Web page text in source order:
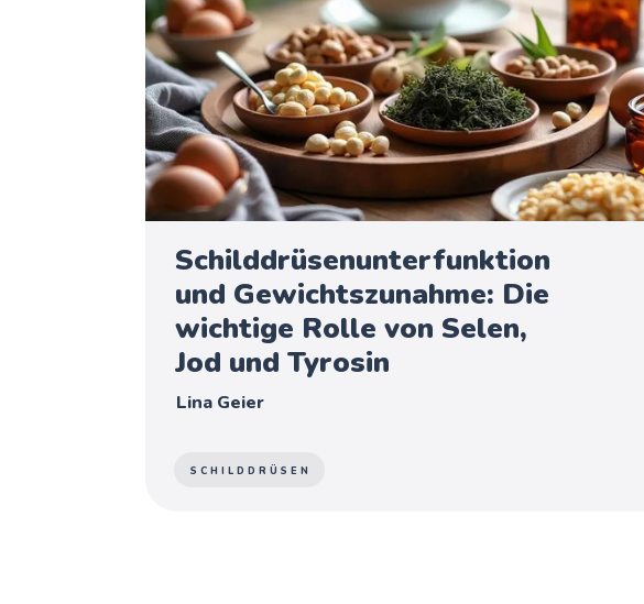
Schilddrüsenunterfunktion
und Gewichtszunahme: Die
wichtige Rolle von Selen,
Jod und Tyrosin
Lina Geier
SCHILDDRÜSEN